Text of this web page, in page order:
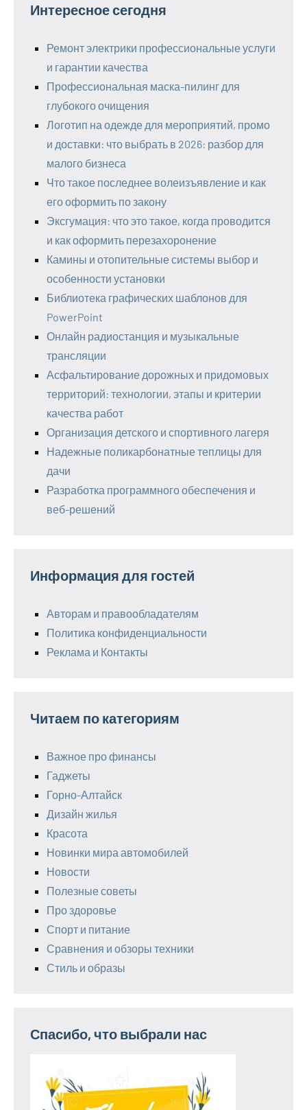
Интересное сегодня
Ремонт электрики профессиональные услуги
и гарантии качества
Профессиональная маска-пилинг для
глубокого очищения
Логотип на одежде для мероприятий, промо
и доставки: что выбрать в 2026: разбор для
малого бизнеса
Что такое последнее волеизъявление и как
его оформить по закону
Эксгумация: что это такое, когда проводится
и как оформить перезахоронение
Камины и отопительные системы выбор и
особенности установки
Библиотека графических шаблонов для
PowerPoint
Онлайн радиостанция и музыкальные
трансляции
Асфальтирование дорожных и придомовых
территорий: технологии, этапы и критерии
качества работ
Организация детского и спортивного лагеря
Надежные поликарбонатные теплицы для
дачи
Разработка программного обеспечения и
веб-решений
Информация для гостей
Авторам и правообладателям
Политика конфиденциальности
Реклама и Контакты
Читаем по категориям
Важное про финансы
Гаджеты
Горно-Алтайск
Дизайн жилья
Красота
Новинки мира автомобилей
Новости
Полезные советы
Про здоровье
Спорт и питание
Сравнения и обзоры техники
Стиль и образы
Спасибо, что выбрали нас